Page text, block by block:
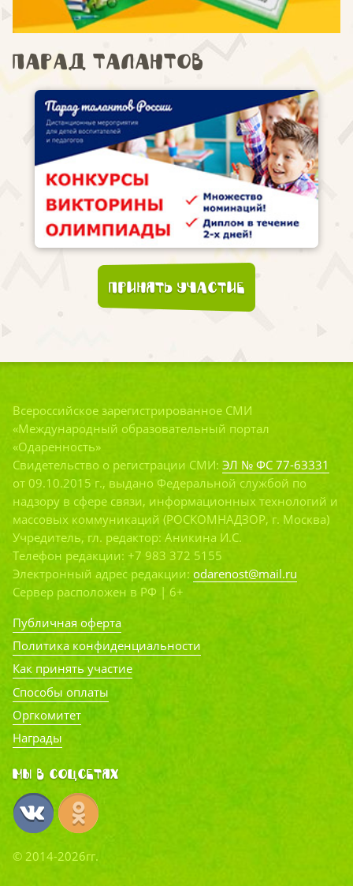
Парад талантов
Принять участие
Всероссийское зарегистрированное СМИ
«Международный образовательный портал
«Одаренность»
Свидетельство о регистрации СМИ: ЭЛ № ФС 77-63331
от 09.10.2015 г., выдано Федеральной службой по
надзору в сфере связи, информационных технологий и
массовых коммуникаций (РОСКОМНАДЗОР, г. Москва)
Учредитель, гл. редактор: Аникина И.С.
Телефон редакции: +7 983 372 5155
Электронный адрес редакции: odarenost@mail.ru
Сервер расположен в РФ | 6+
Публичная оферта
Политика конфиденциальности
Как принять участие
Способы оплаты
Оргкомитет
Награды
Мы в соцсетях
© 2014-2026гг.